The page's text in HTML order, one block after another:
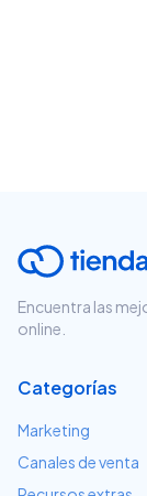
Encuentra las
online.
Categorías
Marketing
Canales de venta